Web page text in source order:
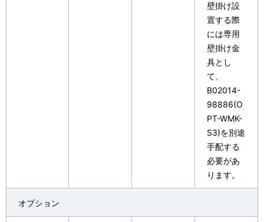
壁掛け設
置する際
には専用
壁掛け金
具とし
て、
B02014-
98886(O
PT-WMK-
S3)を別途
手配する
必要があ
ります。
オプション